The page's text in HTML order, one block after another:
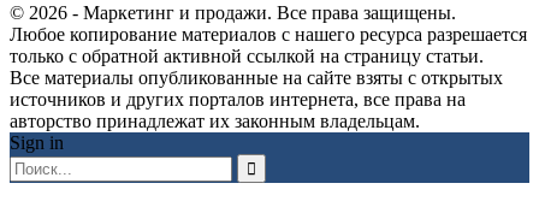
© 2026 - Маркетинг и продажи. Все права защищены.
Любое копирование материалов с нашего ресурса разрешается
только с обратной активной ссылкой на страницу статьи.
Все материалы опубликованные на сайте взяты с открытых
источников и других порталов интернета, все права на
авторство принадлежат их законным владельцам.
Sign in